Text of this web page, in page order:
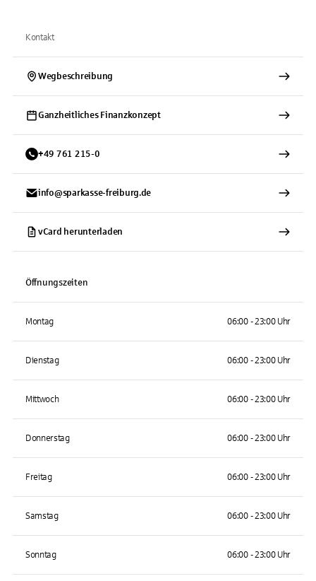
Kontakt
Wegbeschreibung
Ganzheitliches Finanzkonzept
+49 761 215-0
info@sparkasse-freiburg.de
vCard herunterladen
Öffnungszeiten
Montag 06:00 - 23:00 Uhr
Dienstag 06:00 - 23:00 Uhr
Mittwoch 06:00 - 23:00 Uhr
Donnerstag 06:00 - 23:00 Uhr
Freitag 06:00 - 23:00 Uhr
Samstag 06:00 - 23:00 Uhr
Sonntag 06:00 - 23:00 Uhr